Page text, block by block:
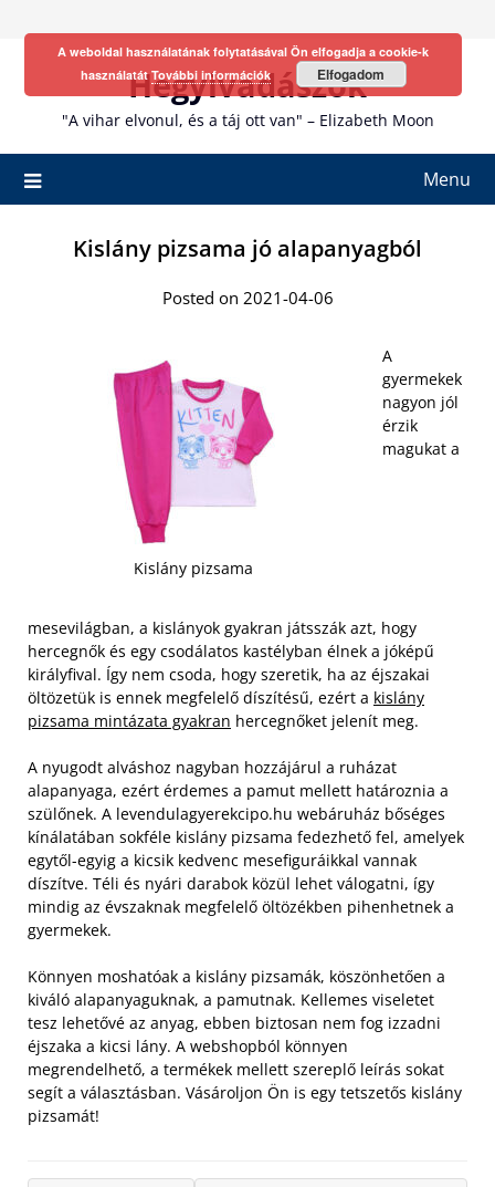
Hegyivadászok
"A vihar elvonul, és a táj ott van" – Elizabeth Moon
Menu
Kislány pizsama jó alapanyagból
Posted on 2021-04-06
Kislány pizsama
A
gyermekek
nagyon jól
érzik
magukat a
mesevilágban, a kislányok gyakran játsszák azt, hogy
hercegnők és egy csodálatos kastélyban élnek a jóképű
királyfival. Így nem csoda, hogy szeretik, ha az éjszakai
öltözetük is ennek megfelelő díszítésű, ezért a kislány
pizsama mintázata gyakran hercegnőket jelenít meg.
A nyugodt alváshoz nagyban hozzájárul a ruházat
alapanyaga, ezért érdemes a pamut mellett határoznia a
szülőnek. A levendulagyerekcipo.hu webáruház bőséges
kínálatában sokféle kislány pizsama fedezhető fel, amelyek
egytől-egyig a kicsik kedvenc mesefiguráikkal vannak
díszítve. Téli és nyári darabok közül lehet válogatni, így
mindig az évszaknak megfelelő öltözékben pihenhetnek a
gyermekek.
Könnyen moshatóak a kislány pizsamák, köszönhetően a
kiváló alapanyaguknak, a pamutnak. Kellemes viseletet
tesz lehetővé az anyag, ebben biztosan nem fog izzadni
éjszaka a kicsi lány. A webshopból könnyen
megrendelhető, a termékek mellett szereplő leírás sokat
segít a választásban. Vásároljon Ön is egy tetszetős kislány
pizsamát!
A weboldal használatának folytatásával Ön elfogadja a cookie-k
használatátTovábbi információk Elfogadom